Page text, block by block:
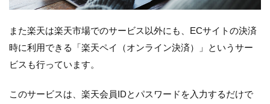
また楽天は楽天市場でのサービス以外にも、ECサイトの決済
時に利用できる「楽天ペイ（オンライン決済）」というサー
ビスも行っています。
このサービスは、楽天会員IDとパスワードを入力するだけで